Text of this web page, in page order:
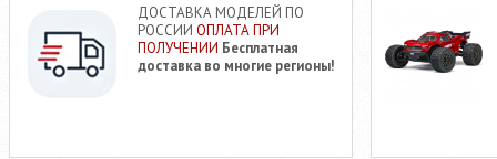
ДОСТАВКА МОДЕЛЕЙ ПО
РОССИИ ОПЛАТА ПРИ
ПОЛУЧЕНИИ Бесплатная
доставка во многие регионы!